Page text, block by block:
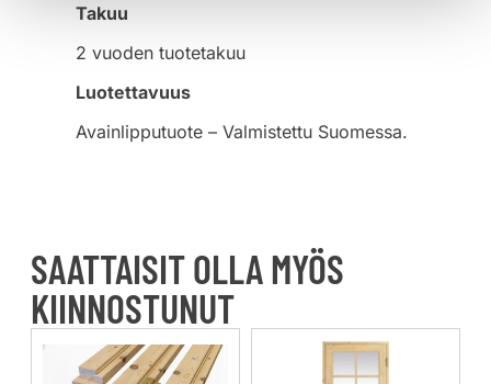
Takuu
2 vuoden tuotetakuu
Luotettavuus
Avainlipputuote – Valmistettu Suomessa.
SAATTAISIT OLLA MYÖS
KIINNOSTUNUT